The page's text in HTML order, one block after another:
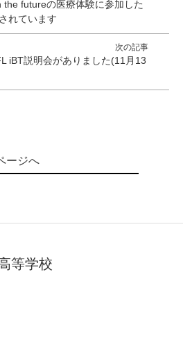
the futureの医療体験に参加した
れています
次の記事
iBT説明会がありました(11月13
ージへ
等学校